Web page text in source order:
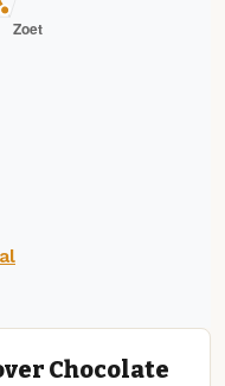
Chocolate